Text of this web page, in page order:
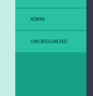
ADMIN
UNCATEGORIZED